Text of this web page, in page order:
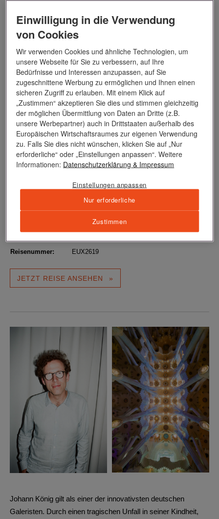
JETZT REISE ANSEHEN
16.08.2026 bis 25.08.2026 | 9 Tage
Reisenummer:
EUX2619
JETZT REISE ANSEHEN
Johann König gilt als einer der innovativsten deutschen
Galeristen. Durch einen tragischen Unfall in seiner Kindheit,
Einwilligung in die Verwendung
von Cookies
Wir verwenden Cookies und ähnliche Technologien, um
unsere Webseite für Sie zu verbessern, auf Ihre
Bedürfnisse und Interessen anzupassen, auf Sie
zugeschnittene Werbung zu ermöglichen und Ihnen einen
sicheren Zugriff zu erlauben. Mit einem Klick auf
„Zustimmen“ akzeptieren Sie dies und stimmen gleichzeitig
der möglichen Übermittlung von Daten an Dritte (z.B.
unsere Werbepartner) auch in Drittstaaten außerhalb des
Europäischen Wirtschaftsraumes zur eigenen Verwendung
zu. Falls Sie dies nicht wünschen, klicken Sie auf „Nur
erforderliche“ oder „Einstellungen anpassen“. Weitere
Informationen: Datenschutzerklärung & Impressum
Einstellungen anpassen
Nur erforderliche
Zustimmen